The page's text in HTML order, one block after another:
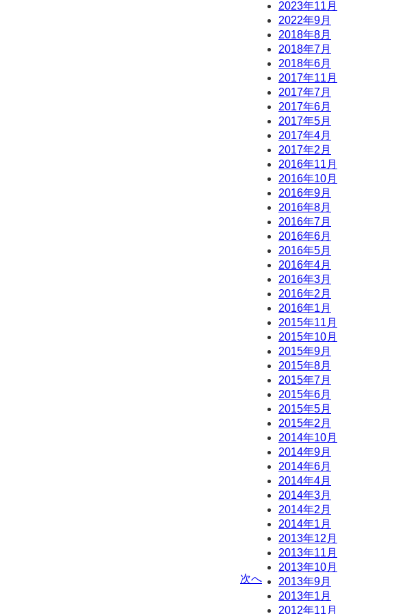
次へ
2023年11月
2022年9月
2018年8月
2018年7月
2018年6月
2017年11月
2017年7月
2017年6月
2017年5月
2017年4月
2017年2月
2016年11月
2016年10月
2016年9月
2016年8月
2016年7月
2016年6月
2016年5月
2016年4月
2016年3月
2016年2月
2016年1月
2015年11月
2015年10月
2015年9月
2015年8月
2015年7月
2015年6月
2015年5月
2015年2月
2014年10月
2014年9月
2014年6月
2014年4月
2014年3月
2014年2月
2014年1月
2013年12月
2013年11月
2013年10月
2013年9月
2013年1月
2012年11月